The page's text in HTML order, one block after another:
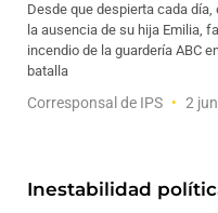
Desde que despierta cada
la ausencia de su hija Emilia,
incendio de la guardería ABC
batalla
Corresponsal de IPS 2
Inestabilidad